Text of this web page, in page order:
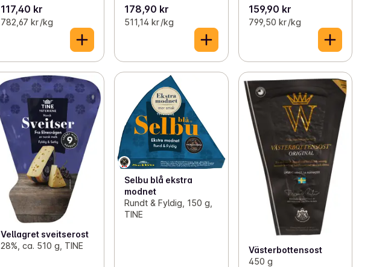
117,40 kr
782,67 kr /kg
178,90 kr
511,14 kr /kg
159,90 kr
799,50 kr /kg
Vellagret sveitserost
28%, ca. 510 g, TINE
Selbu blå ekstra
modnet
Rundt & Fyldig, 150 g,
TINE
Västerbottensost
450 g